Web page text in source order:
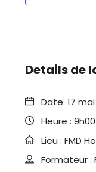
Details de
Date: 17
Heure :
Lieu : FMD
Formateur :